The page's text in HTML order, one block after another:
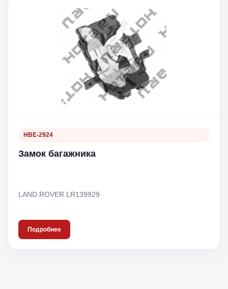
HBE-2924
Замок багажника
LAND ROVER LR139929
Подробнее